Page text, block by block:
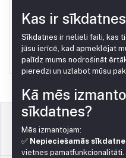
Siltumnīca Gotika
Terms & conditions
Kas ir
Sīkdatnes ir nelieli faili, kas
jūsu ierīcē, kad apmeklējat
palīdz mums nodrošināt
pieredzi un uzlabot mūsu
Kā mēs
sīkdatnes?
Mēs izmantojam:
✅ Nepieciešamās
vietnes pamatfunkcionalitāti.